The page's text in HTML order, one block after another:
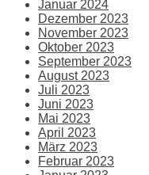
Januar 2024
Dezember 2023
November 2023
Oktober 2023
September 2023
August 2023
Juli 2023
Juni 2023
Mai 2023
April 2023
März 2023
Februar 2023